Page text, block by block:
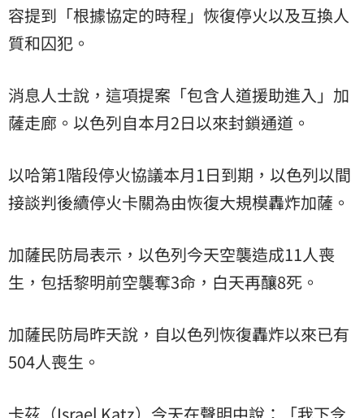
容提到「根據協定的時程」恢復停火以及互換人
質和囚犯。
消息人士說，這項提案「包含人道援助進入」加
薩走廊。以色列自本月2日以來封鎖通道。
以哈第1階段停火協議本月1日到期，以色列以間
接談判後續停火卡關為由恢復大規模轟炸加薩。
加薩民防局表示，以色列今天空襲造成11人喪
生，包括黎明前空襲奪3命，白天再釀8死。
加薩民防局昨天說，自以色列恢復轟炸以來已有
504人喪生。
卡茲（Israel Katz）今天在聲明中說：「我下令